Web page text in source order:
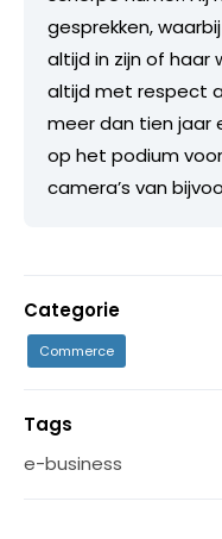
gesprekken,
altijd in zijn of haar
altijd met respect
meer dan tien jaar
op het podium
camera’s van
Categorie
Commerce
Tags
e-business